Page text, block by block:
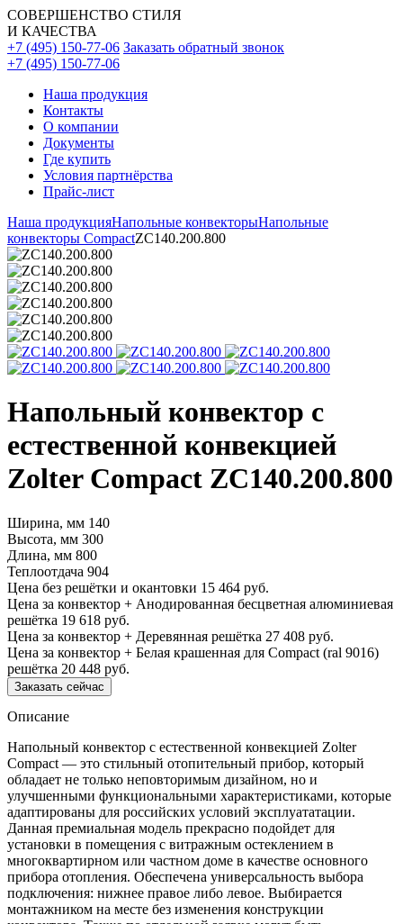
СОВЕРШЕНСТВО СТИЛЯ
И КАЧЕСТВА
+7 (495) 150-77-06 Заказать обратный звонок
+7 (495) 150-77-06
Наша продукция
Контакты
О компании
Документы
Где купить
Условия партнёрства
Прайс-лист
Наша продукцияНапольные конвекторыНапольные
конвекторы CompactZC140.200.800
Напольный конвектор с
естественной конвекцией
Zolter Compact ZC140.200.800
Ширина, мм 140
Высота, мм 300
Длина, мм 800
Теплоотдача 904
Цена без решётки и окантовки 15 464 руб.
Цена за конвектор + Анодированная бесцветная алюминиевая
решётка 19 618 руб.
Цена за конвектор + Деревянная решётка 27 408 руб.
Цена за конвектор + Белая крашенная для Compact (ral 9016)
решётка 20 448 руб.
Заказать сейчас
Описание
Напольный конвектор с естественной конвекцией Zolter
Compact — это стильный отопительный прибор, который
обладает не только неповторимым дизайном, но и
улучшенными функциональными характеристиками, которые
адаптированы для российских условий эксплуататации.
Данная премиальная модель прекрасно подойдет для
установки в помещения с витражным остеклением в
многоквартирном или частном доме в качестве основного
прибора отопления. Обеспечена универсальность выбора
подключения: нижнее правое либо левое. Выбирается
монтажником на месте без изменения конструкции